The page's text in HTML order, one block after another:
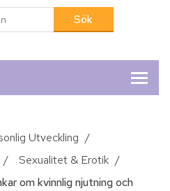
Utveckling /
/ Sexualitet & Erotik /
om kvinnlig njutning och